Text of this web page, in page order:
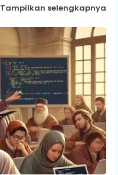
Tampilkan selengkapnya